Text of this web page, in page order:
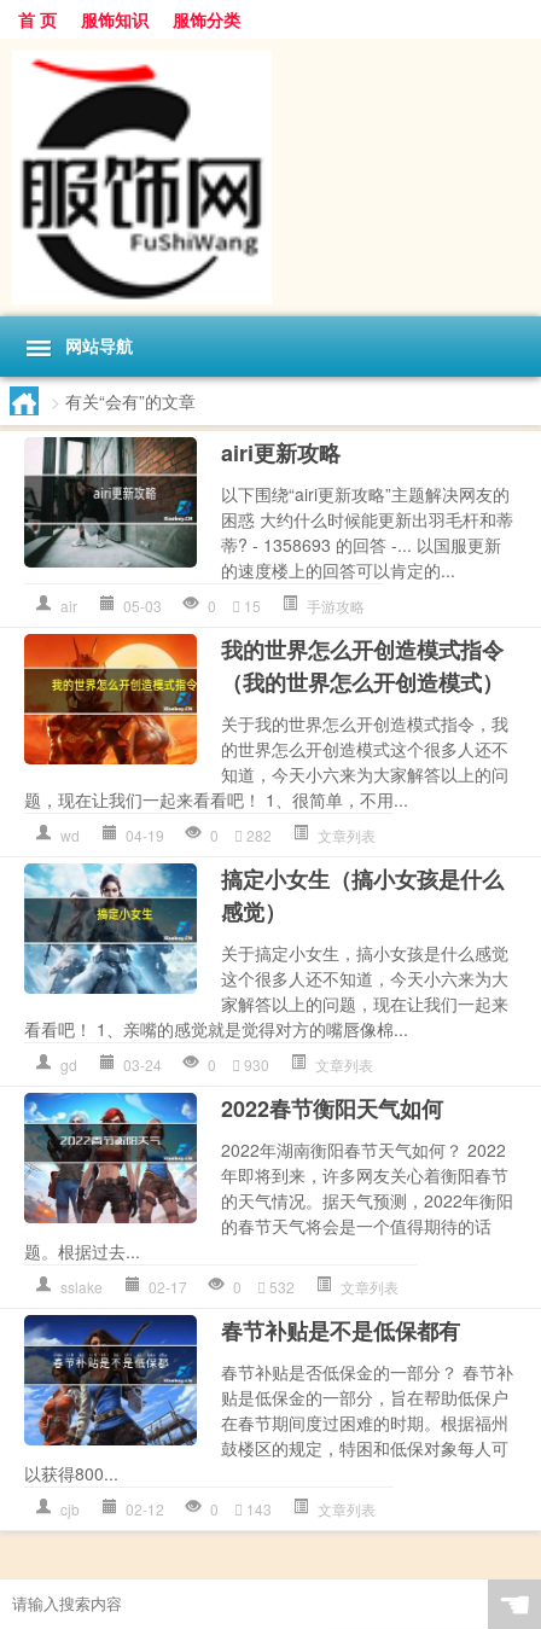
首 页 服饰知识 服饰分类
网站导航
> 有关“会有”的文章
airi更新攻略
以下围绕“airi更新攻略”主题解决网友的
困惑 大约什么时候能更新出羽毛杆和蒂
蒂? - 1358693 的回答 -... 以国服更新
的速度楼上的回答可以肯定的...
air 05-03 0 15 手游攻略
我的世界怎么开创造模式指令
（我的世界怎么开创造模式）
关于我的世界怎么开创造模式指令，我
的世界怎么开创造模式这个很多人还不
知道，今天小六来为大家解答以上的问
题，现在让我们一起来看看吧！ 1、很简单，不用...
wd 04-19 0 282 文章列表
搞定小女生（搞小女孩是什么
感觉）
关于搞定小女生，搞小女孩是什么感觉
这个很多人还不知道，今天小六来为大
家解答以上的问题，现在让我们一起来
看看吧！ 1、亲嘴的感觉就是觉得对方的嘴唇像棉...
gd 03-24 0 930 文章列表
2022春节衡阳天气如何
2022年湖南衡阳春节天气如何？ 2022
年即将到来，许多网友关心着衡阳春节
的天气情况。据天气预测，2022年衡阳
的春节天气将会是一个值得期待的话
题。根据过去...
sslake 02-17 0 532 文章列表
春节补贴是不是低保都有
春节补贴是否低保金的一部分？ 春节补
贴是低保金的一部分，旨在帮助低保户
在春节期间度过困难的时期。根据福州
鼓楼区的规定，特困和低保对象每人可
以获得800...
cjb 02-12 0 143 文章列表
☚